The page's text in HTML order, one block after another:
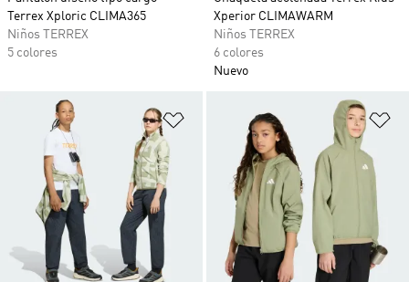
Terrex Xploric CLIMA365
Niños TERREX
5 colores
Xperior CLIMAWARM
Niños TERREX
6 colores
Nuevo
Añadir a la lista de deseos